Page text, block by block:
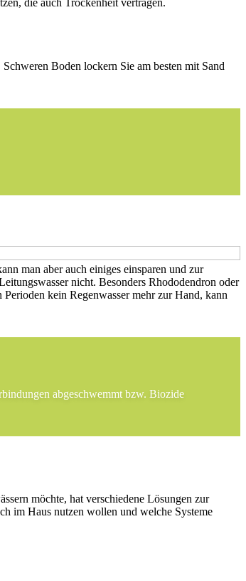
die auch Trockenheit vertragen.
Boden lockern Sie am besten mit Sand
man aber auch einiges einsparen und zur
nicht. Besonders Rhododendron oder
kein Regenwasser mehr zur Hand, kann
abgeschwemmt bzw. Biozide
möchte, hat verschiedene Lösungen zur
im Haus nutzen wollen und welche Systeme